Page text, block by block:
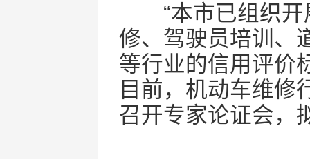
“本市已组织开
修、驾驶员培训、
等行业的信用评价
目前，机动车维修
召开专家论证会，